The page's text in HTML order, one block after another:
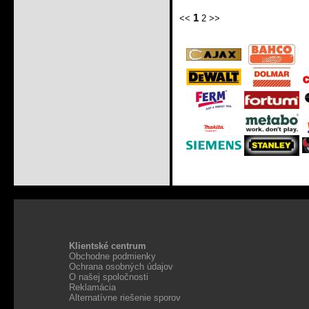
<< 1 2 >>
Klientské centrum
Obchodne podmienky
Ochrana osobných údajov
O našej spoločnosti
Reklamácia
Alternatívne riešenie sporov